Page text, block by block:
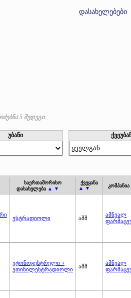
დასახელებები
5 შედეგი.
უბანი
საერთაშორისო
დასახელება ▲ ▼
ქვეყანა
▲ ▼
კომპანია
ესტრადიოლი აშშ
ამნეალ
ეტონოგესტრელი +
ეთინილესტრადიოლი
აშშ
ამნეალ